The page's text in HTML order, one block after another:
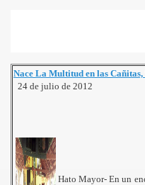
Nace La Multitud en las
24 de julio de 2012
Hato Mayor- En un